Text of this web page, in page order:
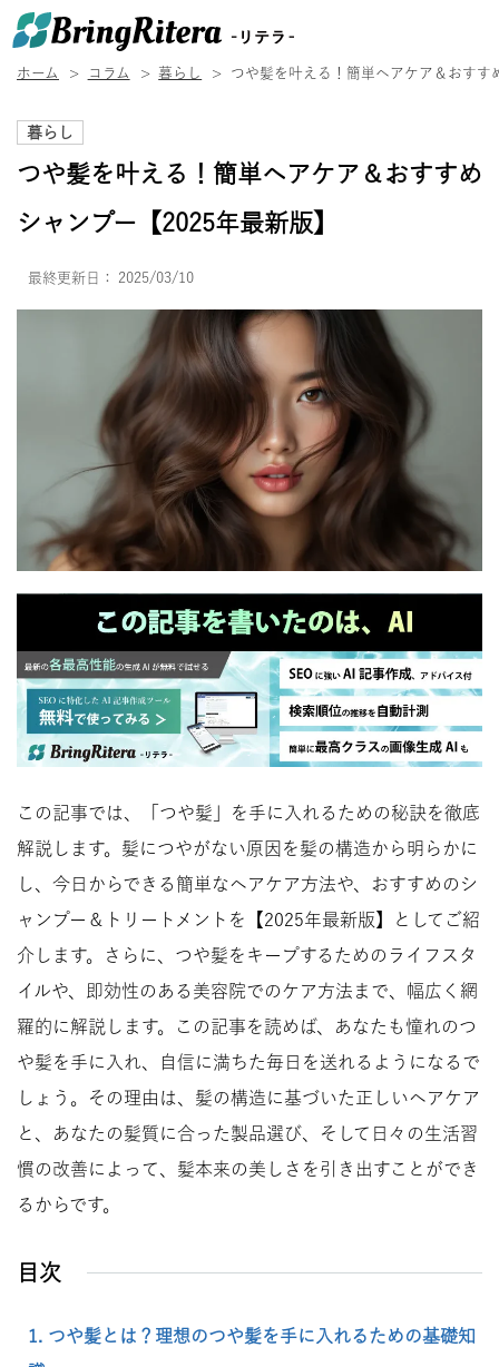
ホーム コラム 暮らし つや髪を叶える！簡単ヘアケア＆おすす
暮らし
つや髪を叶える！簡単ヘアケア＆おすすめ
シャンプー【2025年最新版】
最終更新日： 2025/03/10
この記事では、「つや髪」を手に入れるための秘訣を徹底
解説します。髪につやがない原因を髪の構造から明らかに
し、今日からできる簡単なヘアケア方法や、おすすめのシ
ャンプー＆トリートメントを【2025年最新版】としてご紹
介します。さらに、つや髪をキープするためのライフスタ
イルや、即効性のある美容院でのケア方法まで、幅広く網
羅的に解説します。この記事を読めば、あなたも憧れのつ
や髪を手に入れ、自信に満ちた毎日を送れるようになるで
しょう。その理由は、髪の構造に基づいた正しいヘアケア
と、あなたの髪質に合った製品選び、そして日々の生活習
慣の改善によって、髪本来の美しさを引き出すことができ
るからです。
目次
1. つや髪とは？理想のつや髪を手に入れるための基礎知